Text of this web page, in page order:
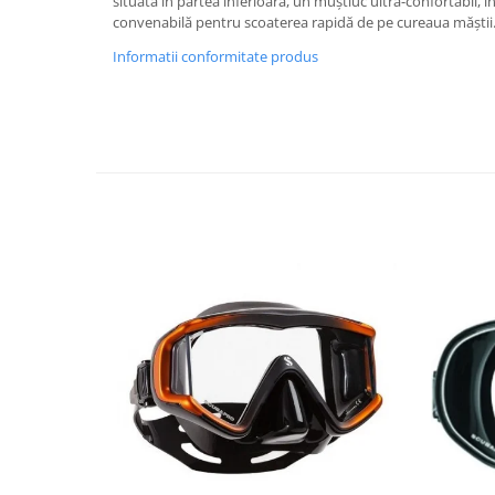
convenabilă pentru scoaterea rapidă de pe cureaua măștii.
Informatii conformitate produs